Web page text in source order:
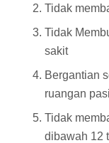
Tidak
Tidak
sakit
Bergantian
ruangan
Tidak
dibawah 12